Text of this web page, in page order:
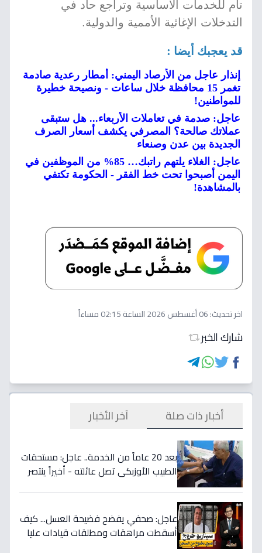
تام للخدمات الأساسية وتراجع حاد في
التدخلات الإغاثية الأممية والدولية.
قد يعجبك أيضا :
إنذار عاجل من الأرصاد اليمني: أمطار رعدية صادمة
تغمر 15 محافظة خلال ساعات - ونصيحة خطيرة
للمواطنين!
عاجل: صدمة في تعاملات الأربعاء... هل ستبقى
عملاتك صالحة؟ المصرفي يكشف أسعار الصرف
الجديدة بين عدن وصنعاء
عاجل: الغلاء يلتهم راتبك… 85% من الموظفين في
اليمن أصبحوا تحت خط الفقر - الحكومة تكتفي
بالمشاهدة!
اخر تحديث:06 أغسطس 2026 الساعة 02:15 مساءاً
شارك الخبر
أخبار ذات صلة آخر الأخبار
بعد 20 عاماً من الخدمة.. عاجل: مستحقات
الطبيب الأوزبكي تصل عائلته - أخيراً ينتصر
عاجل: صحفي يفضح فضيحة العسل... كيف
أسقطت مراهقات ومطلقات قيادات عليا